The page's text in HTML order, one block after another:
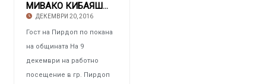
МИВАКО КИБАЯШИ – АТАШЕ ПО КУЛТУРАТА НА ЯПОНИЯ
ДЕКЕМВРИ 20, 2016
Гост на Пирдоп по покана
на общината На 9
декември на работно
посещение в гр. Пирдоп